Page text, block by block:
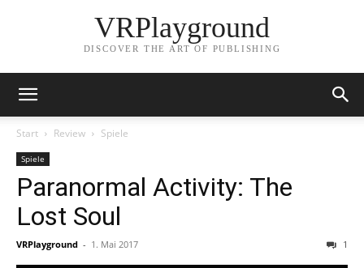
VRPlayground
DISCOVER THE ART OF PUBLISHING
Start Review Spiele
Spiele
Paranormal Activity: The
Lost Soul
VRPlayground - 1. Mai 2017 1